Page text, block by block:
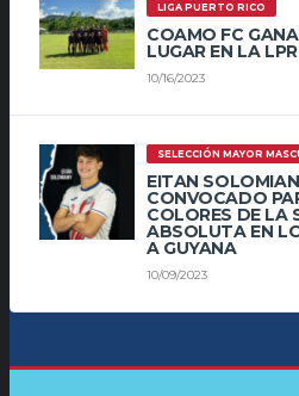
LIGA PUERTO RICO
COAMO FC
LUGAR EN LA
10/16/2023
SELECCIÓN MAYOR
EITAN
CONVOCADO
COLORES DE LA
ABSOLUTA EN
A GUYANA
10/09/2023